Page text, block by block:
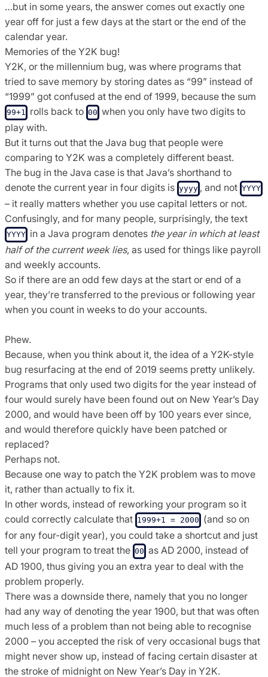
…but in some years, the answer comes out exactly one
year off for just a few days at the start or the end of the
calendar year.
Memories of the Y2K bug!
Y2K, or the millennium bug, was where programs that
tried to save memory by storing dates as “99” instead of
“1999” got confused at the end of 1999, because the sum
99+1 rolls back to 00 when you only have two digits to
play with.
But it turns out that the Java bug that people were
comparing to Y2K was a completely different beast.
The bug in the Java case is that Java’s shorthand to
denote the current year in four digits is yyyy , and not YYYY
– it really matters whether you use capital letters or not.
Confusingly, and for many people, surprisingly, the text
YYYY in a Java program denotes the year in which at least
half of the current week lies, as used for things like payroll
and weekly accounts.
So if there are an odd few days at the start or end of a
year, they’re transferred to the previous or following year
when you count in weeks to do your accounts.
Phew.
Because, when you think about it, the idea of a Y2K-style
bug resurfacing at the end of 2019 seems pretty unlikely.
Programs that only used two digits for the year instead of
four would surely have been found out on New Year’s Day
2000, and would have been off by 100 years ever since,
and would therefore quickly have been patched or
replaced?
Perhaps not.
Because one way to patch the Y2K problem was to move
it, rather than actually to fix it.
In other words, instead of reworking your program so it
could correctly calculate that 1999+1 = 2000 (and so on
for any four-digit year), you could take a shortcut and just
tell your program to treat the 00 as AD 2000, instead of
AD 1900, thus giving you an extra year to deal with the
problem properly.
There was a downside there, namely that you no longer
had any way of denoting the year 1900, but that was often
much less of a problem than not being able to recognise
2000 – you accepted the risk of very occasional bugs that
might never show up, instead of facing certain disaster at
the stroke of midnight on New Year’s Day in Y2K.